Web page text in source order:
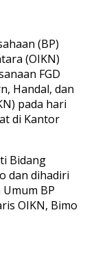
(BP)
(OIKN)
FGD
Handal, dan
pada hari
di Kantor
Bidang
dan dihadiri
BP
OIKN, Bimo